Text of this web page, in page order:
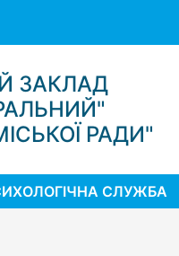
ЗАКЛАД
РАДИ"
СЛУЖБА